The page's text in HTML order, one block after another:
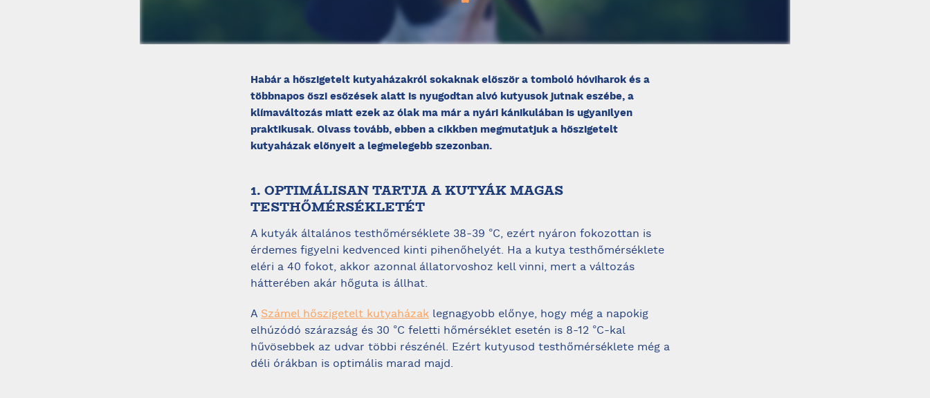
Habár a hőszigetelt kutyaházakról sokaknak először a tomboló hóviharok és a
többnapos őszi esőzések alatt is nyugodtan alvó kutyusok jutnak eszébe, a
klímaváltozás miatt ezek az ólak ma már a nyári kánikulában is ugyanilyen
praktikusak. Olvass tovább, ebben a cikkben megmutatjuk a hőszigetelt
kutyaházak előnyeit a legmelegebb szezonban.
1. OPTIMÁLISAN TARTJA A KUTYÁK MAGAS
TESTHŐMÉRSÉKLETÉT
A kutyák általános testhőmérséklete 38-39 °C, ezért nyáron fokozottan is
érdemes figyelni kedvenced kinti pihenőhelyét. Ha a kutya testhőmérséklete
eléri a 40 fokot, akkor azonnal állatorvoshoz kell vinni, mert a változás
hátterében akár hőguta is állhat.
A Számel hőszigetelt kutyaházak legnagyobb előnye, hogy még a napokig
elhúzódó szárazság és 30 °C feletti hőmérséklet esetén is 8-12 °C-kal
hűvösebbek az udvar többi részénél. Ezért kutyusod testhőmérséklete még a
déli órákban is optimális marad majd.